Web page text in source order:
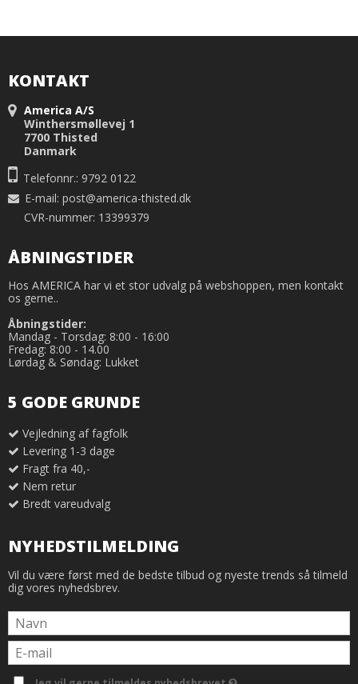
KONTAKT
America A/S
Winthersmøllevej 1
7700 Thisted
Danmark
Telefonnr.: 9792 0122
E-mail: post@america-thisted.dk
CVR-nummer: 13399379
ÅBNINGSTIDER
Hos AMERICA har vi et stor udvalg på webshoppen, men kontakt
os gerne..
Åbningstider:
Mandag - Torsdag: 8:00 - 16:00
Fredag: 8:00 - 14.00
Lørdag & Søndag: Lukket
5 GODE GRUNDE
Vejledning af fagfolk
Levering 1-3 dage
Fragt fra 40,-
Nem retur
Bredt vareudvalg
NYHEDSTILMELDING
Vil du være først med de bedste tilbud og nyeste trends så tilmeld
dig vores nyhedsbrev.